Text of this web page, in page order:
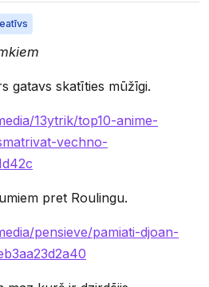
gatavs skatīties mūžīgi.
13ytrik/top10-anime-
vechno-
pret Roulingu.
pensieve/pamiati-djoan-